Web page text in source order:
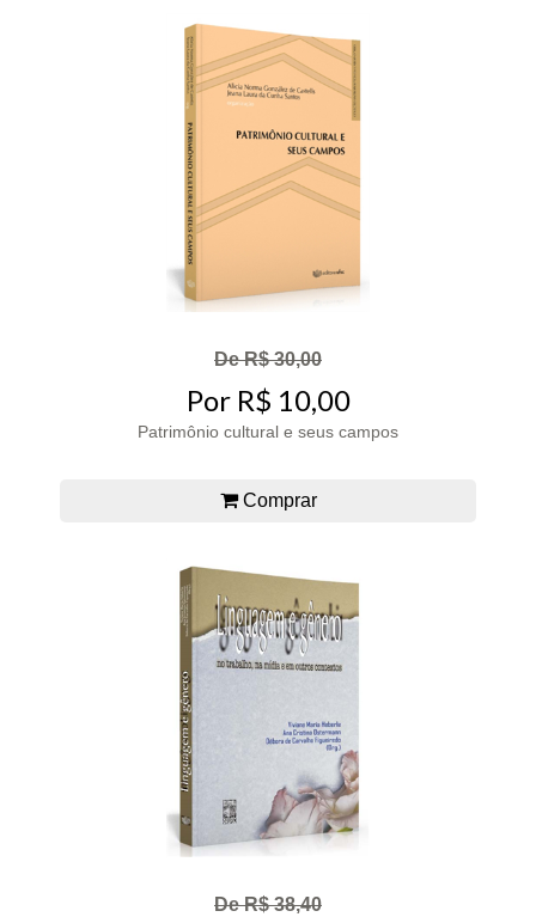
De R$ 30,00
Por R$ 10,00
Patrimônio cultural e seus campos
Comprar
De R$ 38,40